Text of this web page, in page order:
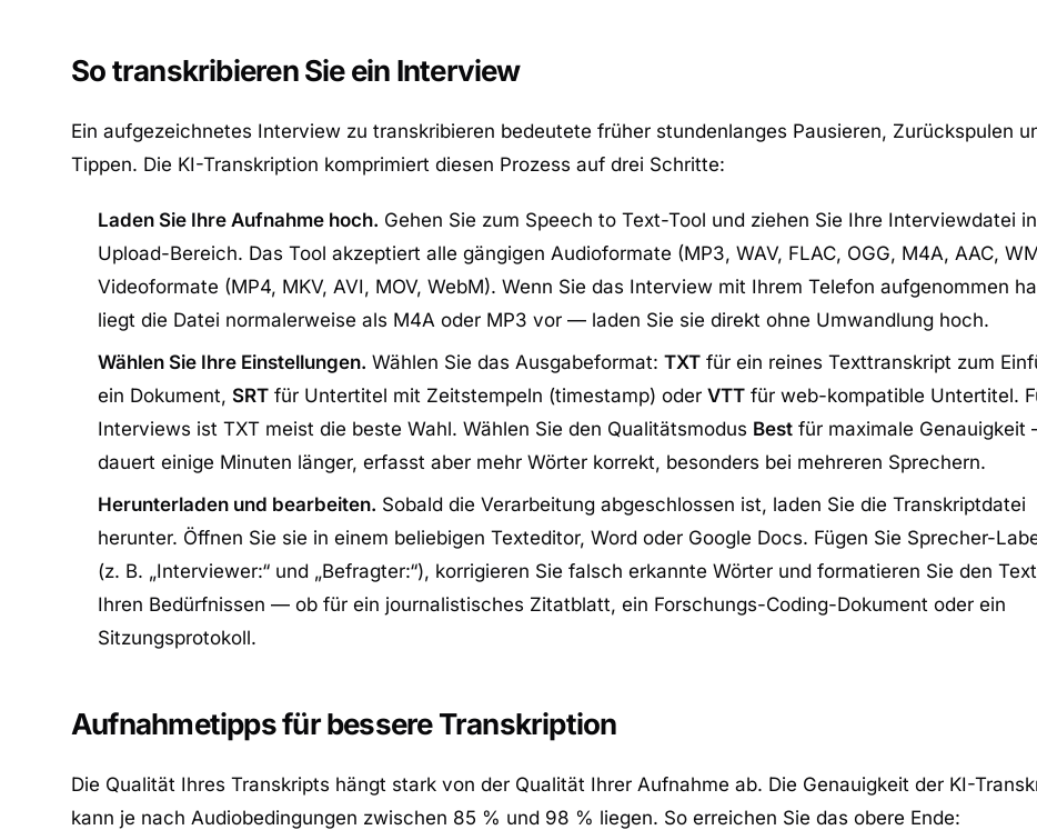
So transkribieren Sie ein Interview
Ein aufgezeichnetes Interview zu transkribieren bedeutete früher stundenlanges Pausieren, Zurückspulen
Tippen. Die KI-Transkription komprimiert diesen Prozess auf drei Schritte:
Laden Sie Ihre Aufnahme hoch. Gehen Sie zum Speech to Text-Tool und ziehen Sie Ihre Interviewdatei
Upload-Bereich. Das Tool akzeptiert alle gängigen Audioformate (MP3, WAV, FLAC, OGG, M4A, AAC,
Videoformate (MP4, MKV, AVI, MOV, WebM). Wenn Sie das Interview mit Ihrem Telefon aufgenommen
liegt die Datei normalerweise als M4A oder MP3 vor — laden Sie sie direkt ohne Umwandlung hoch.
Wählen Sie Ihre Einstellungen. Wählen Sie das Ausgabeformat: TXT für ein reines Texttranskript zum
ein Dokument, SRT für Untertitel mit Zeitstempeln (timestamp) oder VTT für web-kompatible Untertitel.
Interviews ist TXT meist die beste Wahl. Wählen Sie den Qualitätsmodus Best für maximale Genauigkeit
dauert einige Minuten länger, erfasst aber mehr Wörter korrekt, besonders bei mehreren Sprechern.
Herunterladen und bearbeiten. Sobald die Verarbeitung abgeschlossen ist, laden Sie die Transkriptdatei
herunter. Öffnen Sie sie in einem beliebigen Texteditor, Word oder Google Docs. Fügen Sie Sprecher-
(z. B. „Interviewer:“ und „Befragter:“), korrigieren Sie falsch erkannte Wörter und formatieren Sie den
Ihren Bedürfnissen — ob für ein journalistisches Zitatblatt, ein Forschungs-Coding-Dokument oder ein
Sitzungsprotokoll.
Aufnahmetipps für bessere Transkription
Die Qualität Ihres Transkripts hängt stark von der Qualität Ihrer Aufnahme ab. Die Genauigkeit der KI-
kann je nach Audiobedingungen zwischen 85 % und 98 % liegen. So erreichen Sie das obere Ende: